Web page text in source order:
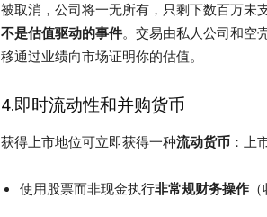
被取消，公司将一无所有，只剩下数百万未
不是估值驱动的事件。交易由私人公司和空
移通过业绩向市场证明你的估值。
4.即时流动性和并购货币
获得上市地位可立即获得一种流动货币 ：上
使用股票而非现金执行非常规财务操作